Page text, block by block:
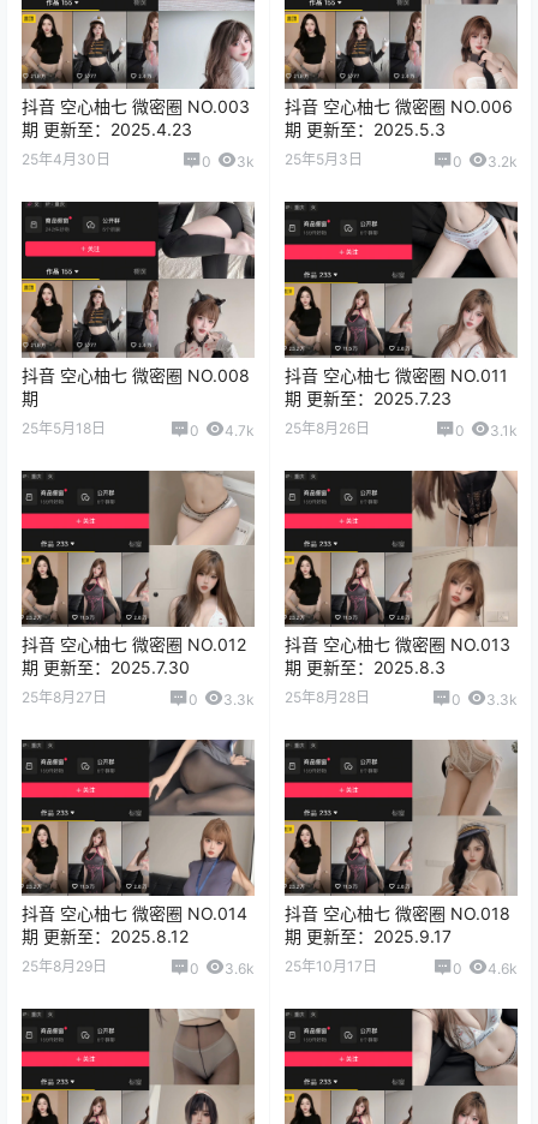
抖音 空心柚七 微密圈 NO.003
期 更新至：2025.4.23
25年4月30日 0 3k
抖音 空心柚七 微密圈 NO.006
期 更新至：2025.5.3
25年5月3日 0 3.2k
抖音 空心柚七 微密圈 NO.008
期
25年5月18日 0 4.7k
抖音 空心柚七 微密圈 NO.011
期 更新至：2025.7.23
25年8月26日 0 3.1k
抖音 空心柚七 微密圈 NO.012
期 更新至：2025.7.30
25年8月27日 0 3.3k
抖音 空心柚七 微密圈 NO.013
期 更新至：2025.8.3
25年8月28日 0 3.3k
抖音 空心柚七 微密圈 NO.014
期 更新至：2025.8.12
25年8月29日 0 3.6k
抖音 空心柚七 微密圈 NO.018
期 更新至：2025.9.17
25年10月17日 0 4.6k